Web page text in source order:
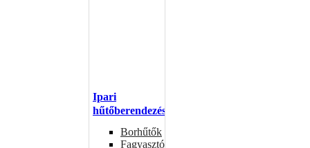
Ipari
hűtőberendezések
Borhűtők
Fagyasztóasztalok